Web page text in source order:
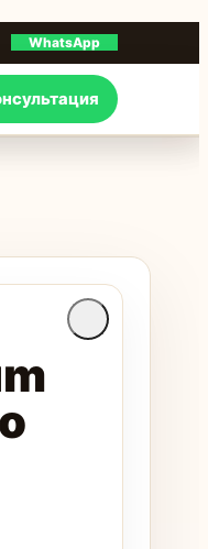
WhatsApp